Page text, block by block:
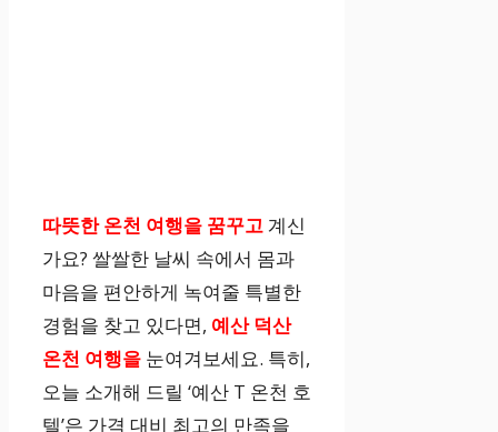
따뜻한 온천 여행을 꿈꾸고 계신
가요? 쌀쌀한 날씨 속에서 몸과
마음을 편안하게 녹여줄 특별한
경험을 찾고 있다면, 예산 덕산
온천 여행을 눈여겨보세요. 특히,
오늘 소개해 드릴 ‘예산 T 온천 호
텔’은 가격 대비 최고의 만족을